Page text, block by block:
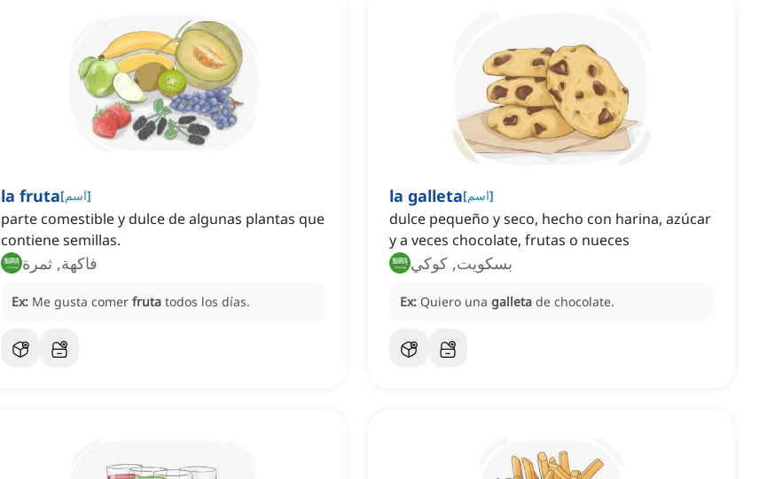
la fruta[اسم]
parte comestible y dulce de algunas plantas que
contiene semillas.
فاكهة, ثمرة
Ex: Me gusta comer fruta todos los días.
la galleta[اسم]
dulce pequeño y seco, hecho con harina, azúcar
y a veces chocolate, frutas o nueces
بسكويت, كوكي
Ex: Quiero una galleta de chocolate.